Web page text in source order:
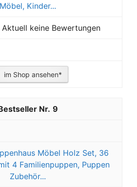
Möbel, Kinder...
Aktuell keine Bewertungen
im Shop ansehen*
9
Möbel Holz Set, 36
4 Familienpuppen, Puppen
Zubehör...